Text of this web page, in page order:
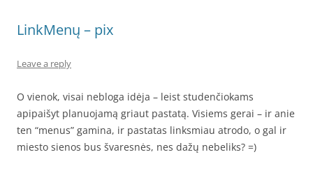
LinkMenų – pix
Leave a reply
O vienok, visai nebloga idėja – leist studenčiokams
apipaišyt planuojamą griaut pastatą. Visiems gerai – ir anie
ten “menus” gamina, ir pastatas linksmiau atrodo, o gal ir
miesto sienos bus švaresnės, nes dažų nebeliks? =)